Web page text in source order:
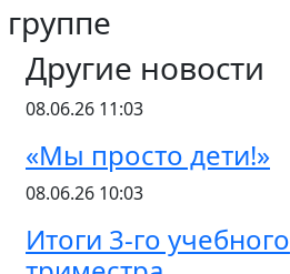
Другие новости
08.06.26 11:03
«Мы просто дети!»
08.06.26 10:03
Итоги 3-го учебного